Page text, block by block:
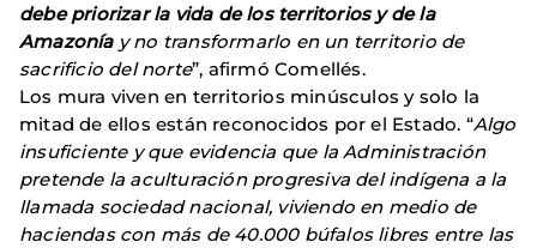
debe priorizar la vida de los territorios y de la
Amazoníay no transformarlo en un territorio de
sacrificio del norte”, afirmó Comellés.
Los mura viven en territorios minúsculos y solo la
mitad de ellos están reconocidos por el Estado. “Algo
insuficiente y que evidencia que la Administración
pretende la aculturación progresiva del indígena a la
llamada sociedad nacional, viviendo en medio de
haciendas con más de 40.000 búfalos libres entre las